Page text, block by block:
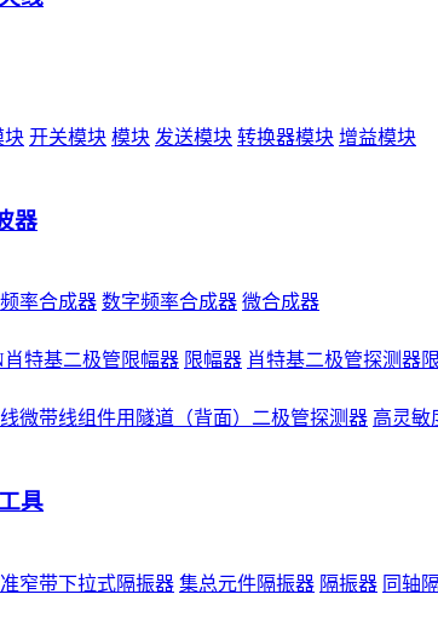
块 开关模块 模块 发送模块 转换器模块 增益模块
器
频率合成器 数字频率合成器 微合成器
肖特基二极管限幅器 限幅器 肖特基二极管探测器
微带线组件用隧道（背面）二极管探测器 高灵敏
具
窄带下拉式隔振器 集总元件隔振器 隔振器 同轴